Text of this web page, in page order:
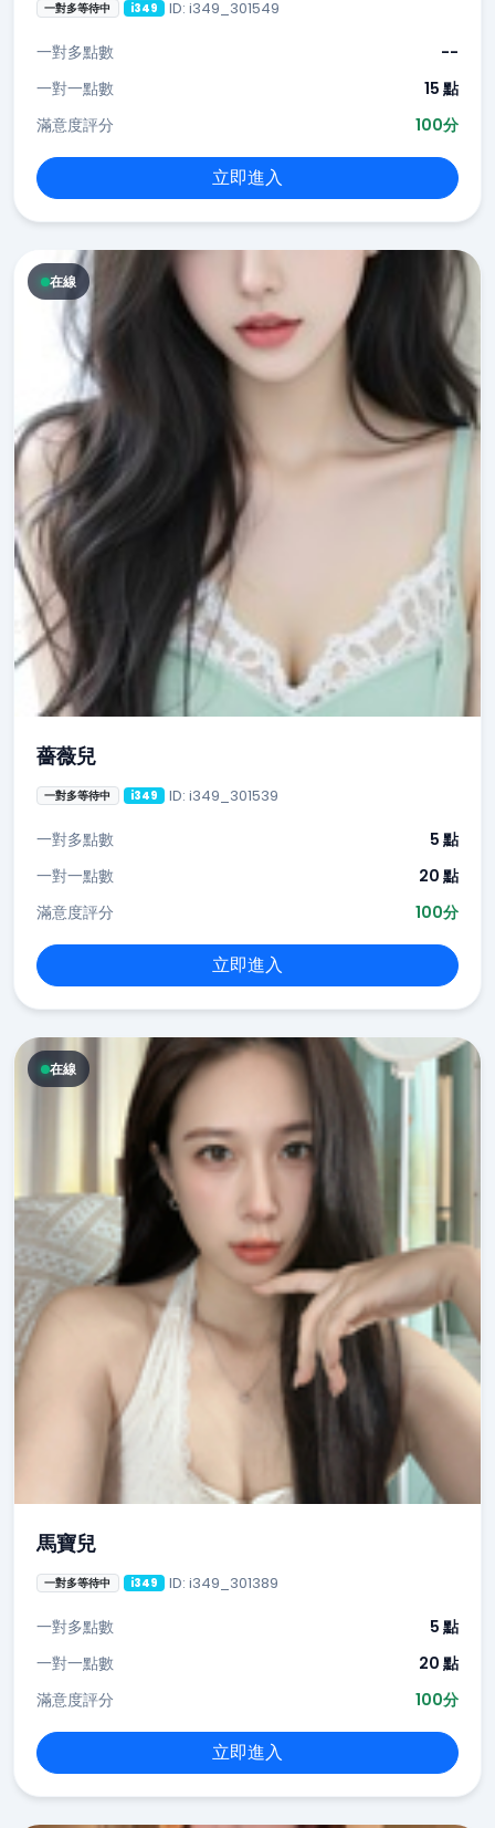
一對多等待中 i349 ID: i349_301549
一對多點數
--
一對一點數
15 點
滿意度評分
100分
立即進入
在線
薔薇兒
一對多等待中 i349 ID: i349_301539
一對多點數
5 點
一對一點數
20 點
滿意度評分
100分
立即進入
在線
馬寶兒
一對多等待中 i349 ID: i349_301389
一對多點數
5 點
一對一點數
20 點
滿意度評分
100分
立即進入